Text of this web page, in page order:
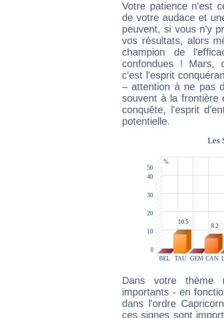
Votre patience n'est
de votre audace et
peuvent, si vous n'y
vos résultats, alors
champion de
confondues ! Mars,
c'est l'esprit
– attention à ne pas
souvent à la frontière
conquête, l'esprit
potentielle.
Dans votre thème
importants - en
dans l'ordre
ces signes sont